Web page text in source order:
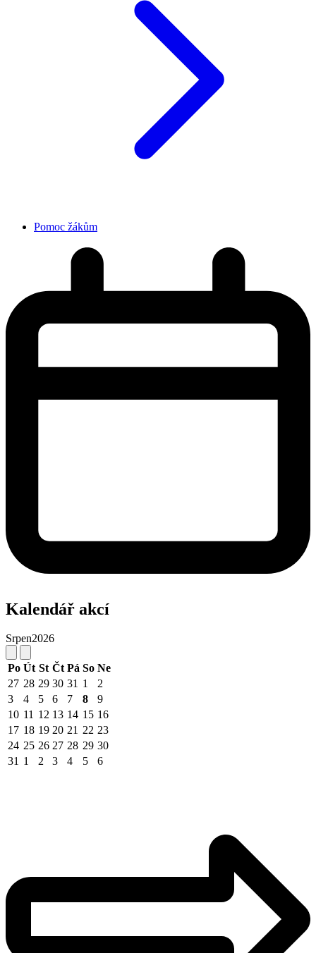
Pomoc žákům
Kalendář akcí
Srpen2026
Po Út St Čt Pá So Ne
27 28 29 30 31 1
2
3
4 5 6 7 8
9
10 11 12 13 14 15 16
17 18 19 20 21 22 23
24 25 26 27 28 29 30
31 1 2 3 4 5 6